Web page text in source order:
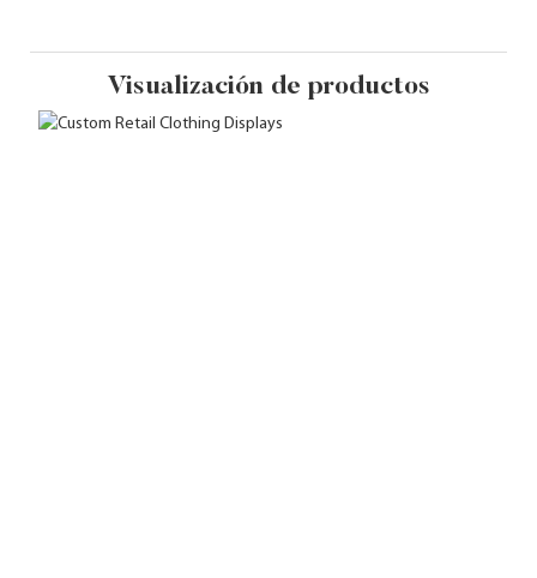
Visualización de productos